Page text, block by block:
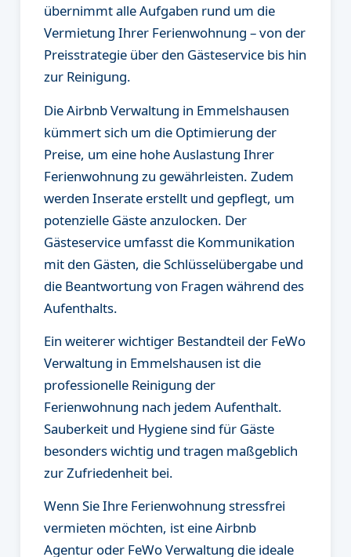
übernimmt alle Aufgaben rund um die
Vermietung Ihrer Ferienwohnung – von der
Preisstrategie über den Gästeservice bis hin
zur Reinigung.
Die Airbnb Verwaltung in Emmelshausen
kümmert sich um die Optimierung der
Preise, um eine hohe Auslastung Ihrer
Ferienwohnung zu gewährleisten. Zudem
werden Inserate erstellt und gepflegt, um
potenzielle Gäste anzulocken. Der
Gästeservice umfasst die Kommunikation
mit den Gästen, die Schlüsselübergabe und
die Beantwortung von Fragen während des
Aufenthalts.
Ein weiterer wichtiger Bestandteil der FeWo
Verwaltung in Emmelshausen ist die
professionelle Reinigung der
Ferienwohnung nach jedem Aufenthalt.
Sauberkeit und Hygiene sind für Gäste
besonders wichtig und tragen maßgeblich
zur Zufriedenheit bei.
Wenn Sie Ihre Ferienwohnung stressfrei
vermieten möchten, ist eine Airbnb
Agentur oder FeWo Verwaltung die ideale